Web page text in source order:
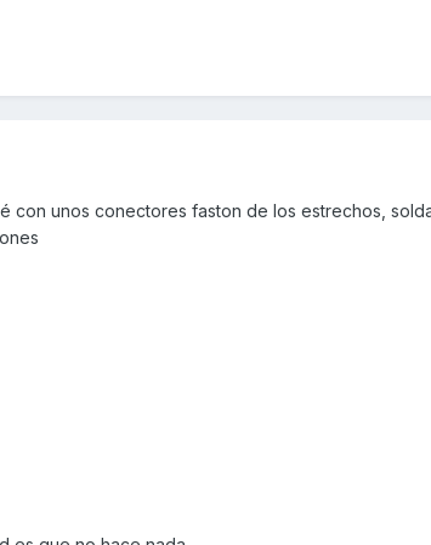
con unos conectores faston de los estrechos,